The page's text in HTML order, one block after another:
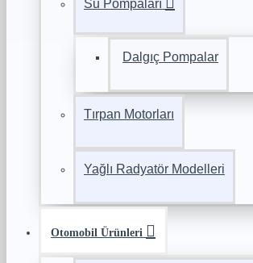
Su Pompaları
Dalgıç Pompalar
Tırpan Motorları
Yağlı Radyatör Modelleri
Otomobil Ürünleri